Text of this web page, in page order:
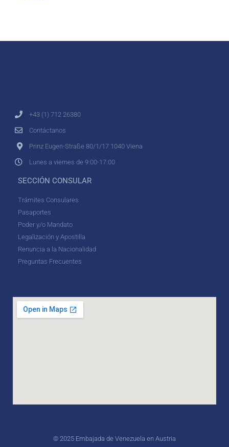
+43 (1) 712 26380
Contáctanos
Prinz Eugen-Straße 80/1/17 1040 Viena
Lunes a viernes de 9:00-17:00
SECCIÓN CONSULAR
Trámites Consulares
Pasaportes
Poder y/o Mandato
Legalización y Apostilla
Renuncia a la Nacionalidad
Preguntas Frecuentes
© 2025 Embajada de Venezuela en Austria